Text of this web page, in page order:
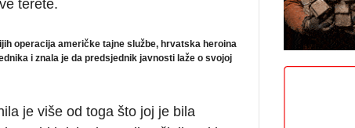
terete.
operacija američke tajne službe, hrvatska heroina
i znala je da predsjednik javnosti laže o svojoj
je više od toga što joj je bila